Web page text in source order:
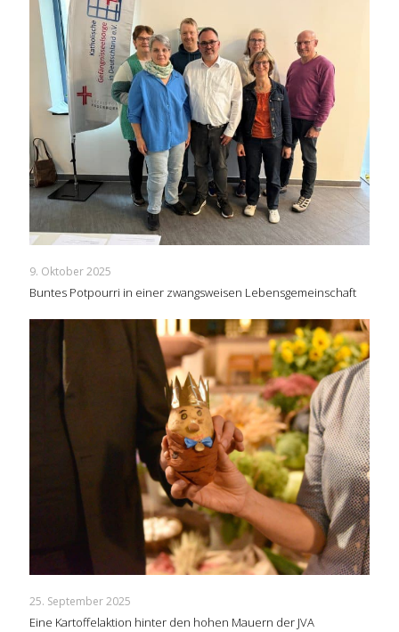
9. Oktober 2025
Buntes Potpourri in einer zwangsweisen Lebensgemeinschaft
25. September 2025
Eine Kartoffelaktion hinter den hohen Mauern der JVA